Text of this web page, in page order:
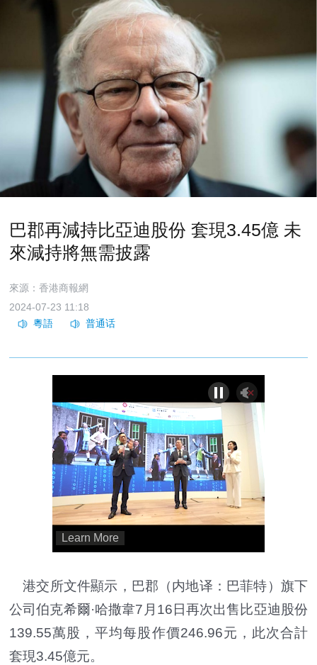
巴郡再減持比亞迪股份 套現3.45億 未
來減持將無需披露
來源：香港商報網
2024-07-23 11:18
港交所文件顯示，巴郡（内地译：巴菲特）旗下
公司伯克希爾·哈撒韋7月16日再次出售比亞迪股份
139.55萬股，平均每股作價246.96元，此次合計
套現3.45億元。